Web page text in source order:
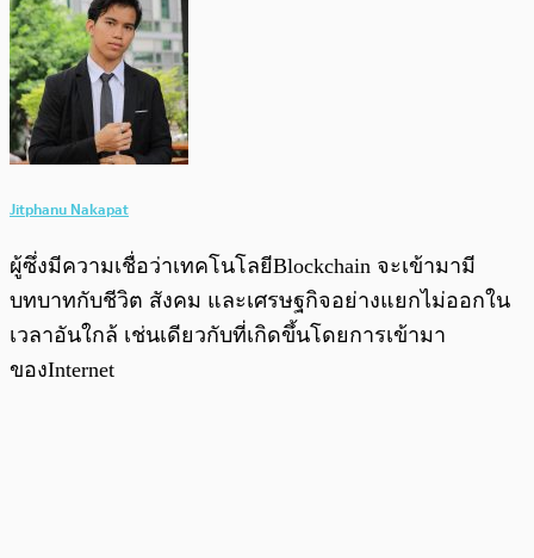
Jitphanu Nakapat
ผู้ซึ่งมีความเชื่อว่าเทคโนโลยีBlockchain จะเข้ามามี
บทบาทกับชีวิต สังคม และเศรษฐกิจอย่างแยกไม่ออกใน
เวลาอันใกล้ เช่นเดียวกับที่เกิดขึ้นโดยการเข้ามา
ของInternet